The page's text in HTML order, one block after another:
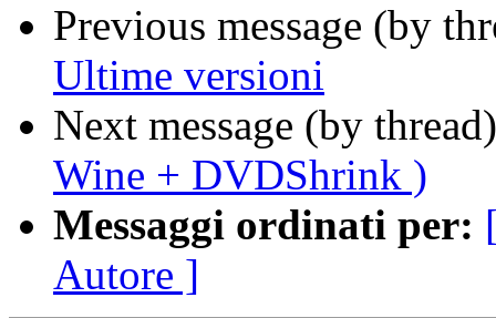
Previous message (by
Ultime versioni
Next message (by
Wine + DVDShrink )
Messaggi ordinati per:
Autore ]